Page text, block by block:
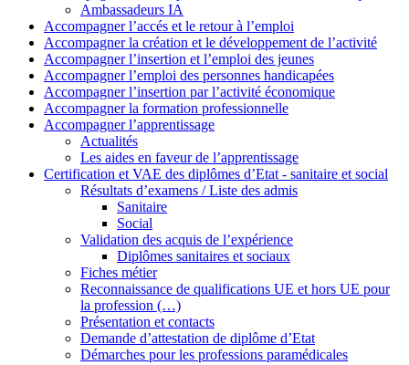
Ambassadeurs IA
Accompagner l’accés et le retour à l’emploi
Accompagner la création et le développement de l’activité
Accompagner l’insertion et l’emploi des jeunes
Accompagner l’emploi des personnes handicapées
Accompagner l’insertion par l’activité économique
Accompagner la formation professionnelle
Accompagner l’apprentissage
Actualités
Les aides en faveur de l’apprentissage
Certification et VAE des diplômes d’Etat - sanitaire et social
Résultats d’examens / Liste des admis
Sanitaire
Social
Validation des acquis de l’expérience
Diplômes sanitaires et sociaux
Fiches métier
Reconnaissance de qualifications UE et hors UE pour
la profession (…)
Présentation et contacts
Demande d’attestation de diplôme d’Etat
Démarches pour les professions paramédicales